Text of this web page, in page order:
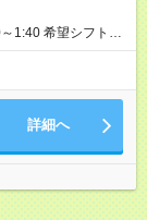
1:40 希望シフト
・高校生は21:30ま
詳細へ